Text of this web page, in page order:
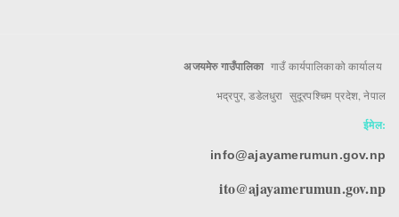
अजयमेरु गाउँपालिका गाउँ कार्यपालिकाको कार्यालय
भद्रपुर, डडेलधुरा सुदूरपश्चिम प्रदेश, नेपाल
ईमेल:
info@ajayamerumun.gov.np
ito@ajayamerumun.gov.np